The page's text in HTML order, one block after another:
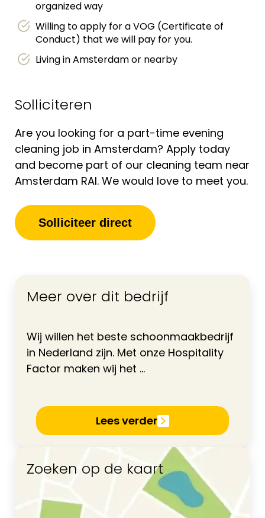
organized way
Willing to apply for a VOG (Certificate of
Conduct) that we will pay for you.
Living in Amsterdam or nearby
Solliciteren
Are you looking for a part-time evening
cleaning job in Amsterdam? Apply today
and become part of our cleaning team near
Amsterdam RAI. We would love to meet you.
Solliciteer direct
Meer over dit bedrijf
Wij willen het beste schoonmaakbedrijf
in Nederland zijn. Met onze Hospitality
Factor maken wij het ...
Lees verder
Zoeken op de kaart